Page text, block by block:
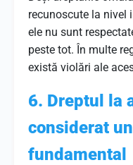
recunoscute la nivel
ele nu sunt
peste tot. În multe
există violări ale
6. Dreptul la
considerat
fundamental